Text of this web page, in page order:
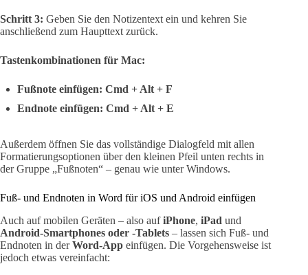
Schritt 3: Geben Sie den Notizentext ein und kehren Sie
anschließend zum Haupttext zurück.
Tastenkombinationen für Mac:
Fußnote einfügen: Cmd + Alt + F
Endnote einfügen: Cmd + Alt + E
Außerdem öffnen Sie das vollständige Dialogfeld mit allen
Formatierungsoptionen über den kleinen Pfeil unten rechts in
der Gruppe „Fußnoten“ – genau wie unter Windows.
Fuß- und Endnoten in Word für iOS und Android einfügen
Auch auf mobilen Geräten – also aufiPhone, iPad und
Android-Smartphones oder -Tablets – lassen sich Fuß- und
Endnoten in derWord-App einfügen. Die Vorgehensweise ist
jedoch etwas vereinfacht: